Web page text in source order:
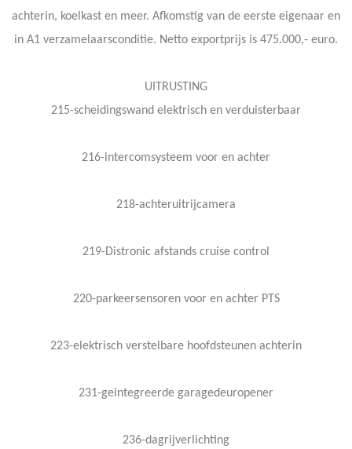
achterin, koelkast en meer. Afkomstig van de eerste eigenaar en
in A1 verzamelaarsconditie. Netto exportprijs is 475.000,- euro.
UITRUSTING
215-scheidingswand elektrisch en verduisterbaar
216-intercomsysteem voor en achter
218-achteruitrijcamera
219-Distronic afstands cruise control
220-parkeersensoren voor en achter PTS
223-elektrisch verstelbare hoofdsteunen achterin
231-geintegreerde garagedeuropener
236-dagrijverlichting